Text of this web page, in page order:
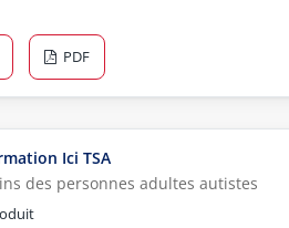
PDF
Ici TSA
des personnes adultes autistes